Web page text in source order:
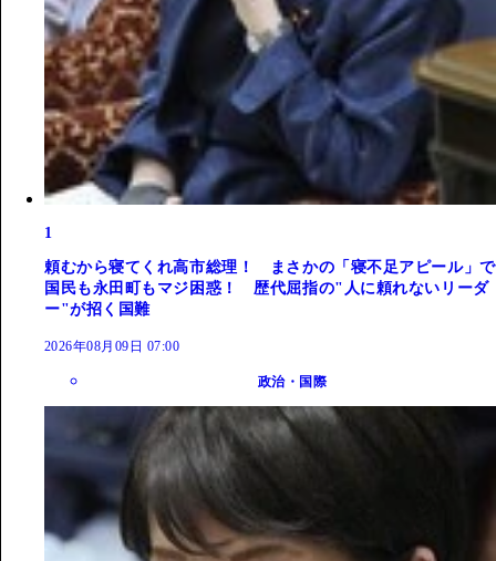
1
頼むから寝てくれ高市総理！ まさかの「寝不足アピール」で
国民も永田町もマジ困惑！ 歴代屈指の"人に頼れないリーダ
ー"が招く国難
2026年08月09日 07:00
政治・国際